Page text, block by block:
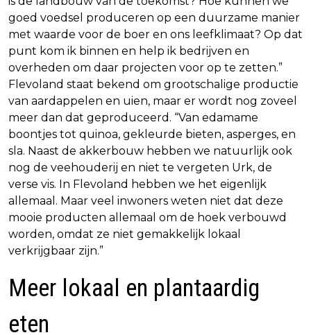
goed voedsel produceren op een duurzame manier
met waarde voor de boer en ons leefklimaat? Op dat
punt kom ik binnen en help ik bedrijven en
overheden om daar projecten voor op te zetten.”
Flevoland staat bekend om grootschalige productie
van aardappelen en uien, maar er wordt nog zoveel
meer dan dat geproduceerd. “Van edamame
boontjes tot quinoa, gekleurde bieten, asperges, en
sla. Naast de akkerbouw hebben we natuurlijk ook
nog de veehouderij en niet te vergeten Urk, de
verse vis. In Flevoland hebben we het eigenlijk
allemaal. Maar veel inwoners weten niet dat deze
mooie producten allemaal om de hoek verbouwd
worden, omdat ze niet gemakkelijk lokaal
verkrijgbaar zijn.”
Meer lokaal en plantaardig
eten